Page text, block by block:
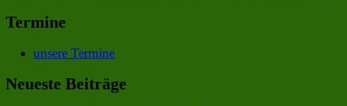
Termine
unsere Termine
Neueste Beiträge